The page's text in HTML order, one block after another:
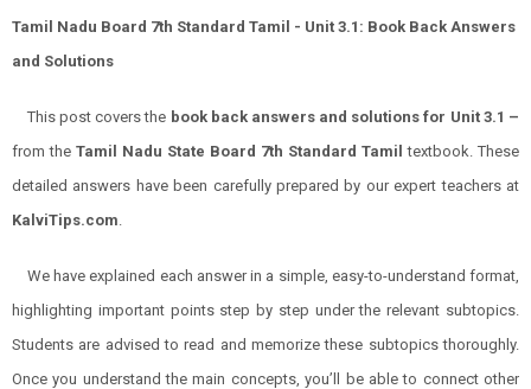
Tamil Nadu Board 7th Standard Tamil - Unit 3.1: Book Back Answers
and Solutions
This post covers the book back answers and solutions for Unit 3.1 –
from the Tamil Nadu State Board 7th Standard Tamil textbook. These
detailed answers have been carefully prepared by our expert teachers at
KalviTips.com
We have explained each answer in a simple, easy-to-understand format,
highlighting important points step by step under the relevant subtopics.
Students are advised to read and memorize these subtopics thoroughly.
Once you understand the main concepts, you’ll be able to connect other